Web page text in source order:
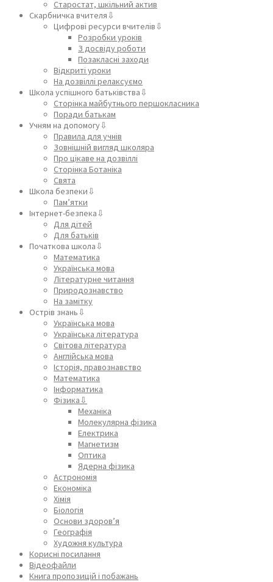
Старостат, шкільний актив
Скарбничка вчителя⇩
Цифрові ресурси вчителів⇩
Розробки уроків
З досвіду роботи
Позакласні заходи
Відкриті уроки
На дозвіллі релаксуємо
Школа успішного батьківства⇩
Сторінка майбутнього першокласника
Поради батькам
Учням на допомогу⇩
Правила для учнів
Зовнішній вигляд школяра
Про цікаве на дозвіллі
Сторінка Ботаніка
Свята
Школа безпеки⇩
Пам’ятки
Інтернет-безпека⇩
Для дітей
Для батьків
Початкова школа⇩
Математика
Українська мова
Літературне читання
Природознавство
На замітку
Острів знань⇩
Українська мова
Українська література
Світова література
Англійська мова
Історія, правознавство
Математика
Інформатика
Фізика⇩
Механіка
Молекулярна фізика
Електрика
Магнетизм
Оптика
Ядерна фізика
Астрономія
Економіка
Хімія
Біологія
Основи здоров’я
Географія
Художня культура
Корисні посилання
Відеофайли
Книга пропозицій і побажань